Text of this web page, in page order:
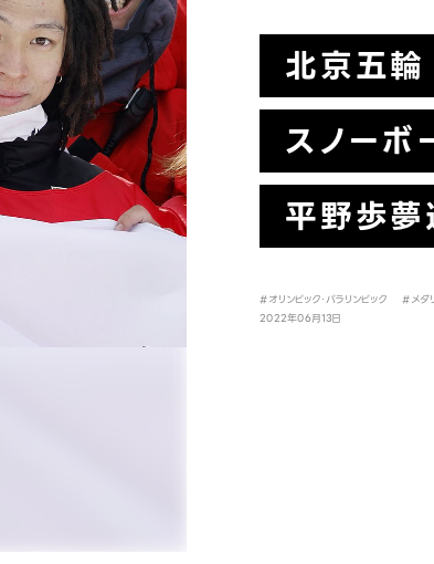
北京五
スノーボ
平野歩
#オリンピック・パラリンピック #メダ
2022年06月13日